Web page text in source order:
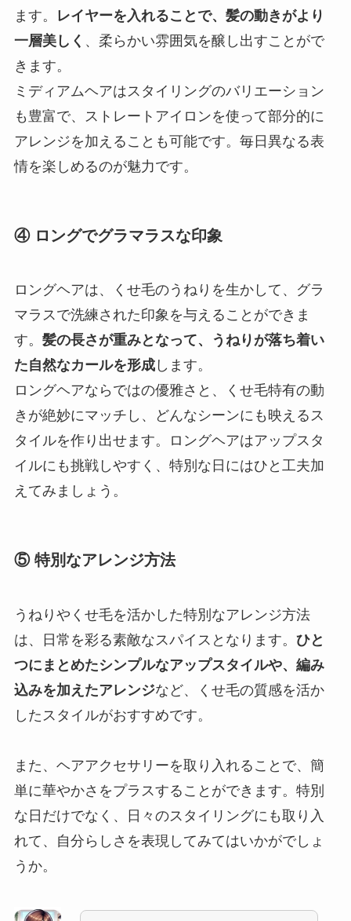
ます。
レイヤーを入れることで、髪の動きがより
一層美しく 、柔らかい雰囲気を醸し出すことがで
きます。
ミディアムヘアはスタイリングのバリエーション
も豊富で、ストレートアイロンを使って部分的に
アレンジを加えることも可能です。毎日異なる表
情を楽しめるのが魅力です。
④ ロングでグラマラスな印象
ロングヘアは、くせ毛のうねりを生かして、グラ
マラスで洗練された印象を与えることができま
す。 髪の長さが重みとなって、うねりが落ち着い
た自然なカールを形成します。
ロングヘアならではの優雅さと、くせ毛特有の動
きが絶妙にマッチし、どんなシーンにも映えるス
タイルを作り出せます。ロングヘアはアップスタ
イルにも挑戦しやすく、特別な日にはひと工夫加
えてみましょう。
⑤ 特別なアレンジ方法
うねりやくせ毛を活かした特別なアレンジ方法
は、日常を彩る素敵なスパイスとなります。 ひと
つにまとめたシンプルなアップスタイルや、編み
込みを加えたアレンジなど、くせ毛の質感を活か
したスタイルがおすすめです。
また、ヘアアクセサリーを取り入れることで、簡
単に華やかさをプラスすることができます。特別
な日だけでなく、日々のスタイリングにも取り入
れて、自分らしさを表現してみてはいかがでしょ
うか。